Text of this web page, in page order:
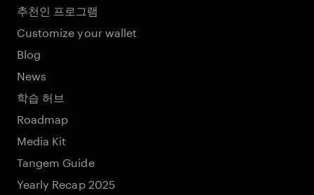
추천인 프로그램
Customize your wallet
Blog
News
학습 허브
Roadmap
Media Kit
Tangem Guide
Yearly Recap 2025